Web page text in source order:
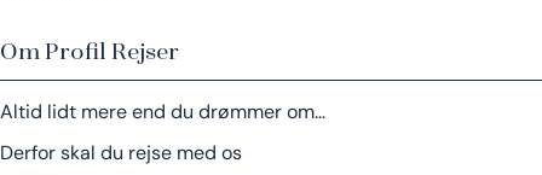
Om Profil Rejser
Altid lidt mere end du drømmer om…
Derfor skal du rejse med os